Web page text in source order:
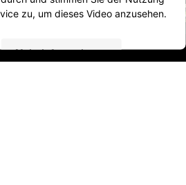
zu, um dieses Video anzusehen.
Mehr Informationen